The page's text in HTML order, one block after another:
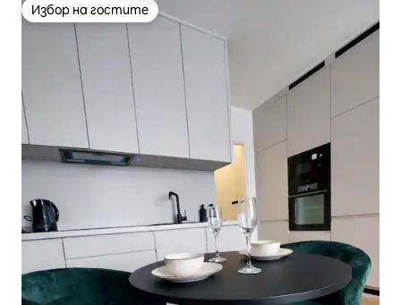
Избор на гостите
Избор на гостите